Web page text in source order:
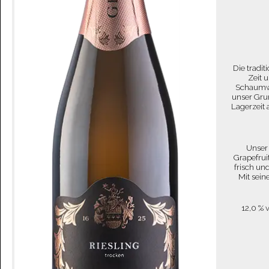
Die
Zeit
unser
Lagerzeit
frisch
Mit
12,0 %